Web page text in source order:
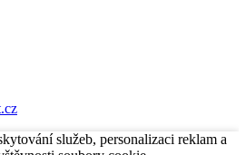
služeb, personalizaci reklam a